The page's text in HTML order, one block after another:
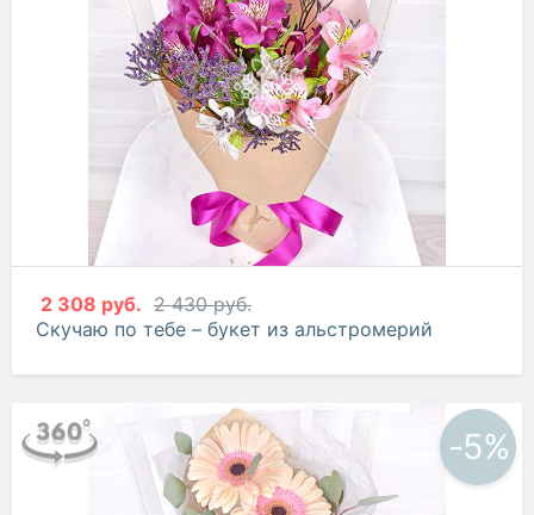
2 308 руб. 2 430 руб.
Скучаю по тебе – букет из альстромерий
-5%